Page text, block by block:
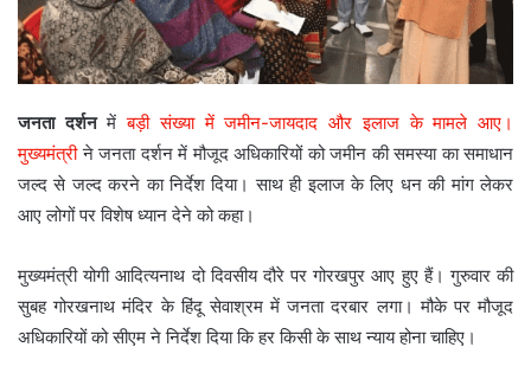
जनता दर्शनमें बड़ी संख्या में जमीन-जायदाद और इलाज के मामले आए।
मुख्यमंत्रीने जनता दर्शन में मौजूद अधिकारियों को जमीन की समस्या का समाधान
जल्द से जल्द करने का निर्देश दिया। साथ ही इलाज के लिए धन की मांग लेकर
आए लोगों पर विशेष ध्यान देने को कहा।
मुख्यमंत्री योगी आदित्यनाथ दो दिवसीय दौरे पर गोरखपुर आए हुए हैं। गुरुवार की
सुबह गोरखनाथ मंदिर के हिंदू सेवाश्रम में जनता दरबार लगा। मौके पर मौजूद
अधिकारियों को सीएम ने निर्देश दिया कि हर किसी के साथ न्याय होना चाहिए।